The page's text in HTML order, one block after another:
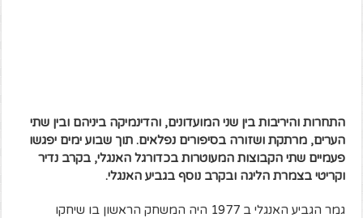
התחרות והיריבות בין שני המועדונים, והדינמיקה ביניהם ובין שתי
הערים, מרתקת ושזורה בסיפורים נפלאים. תוך שבוע ימים יפגשו
פעמיים שתי הקבוצות המעוטרות בכדורגל האנגלי, בקרב נדיר
וקריטי בצמרת הליגה ובקרב נוסף בגביע האנגלי.
גמר הגביע האנגלי ב 1977 היה המשחק הראשון בו שיחקו